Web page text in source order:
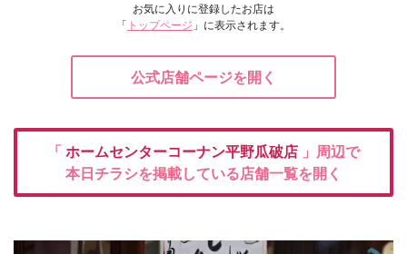
お気に入りに登録したお店は
「 トップページ 」に表示されます。
公式店舗ページを開く
「 ホームセンターコーナン平野瓜破店 」周辺で
本日チラシを掲載している店舗一覧を開く